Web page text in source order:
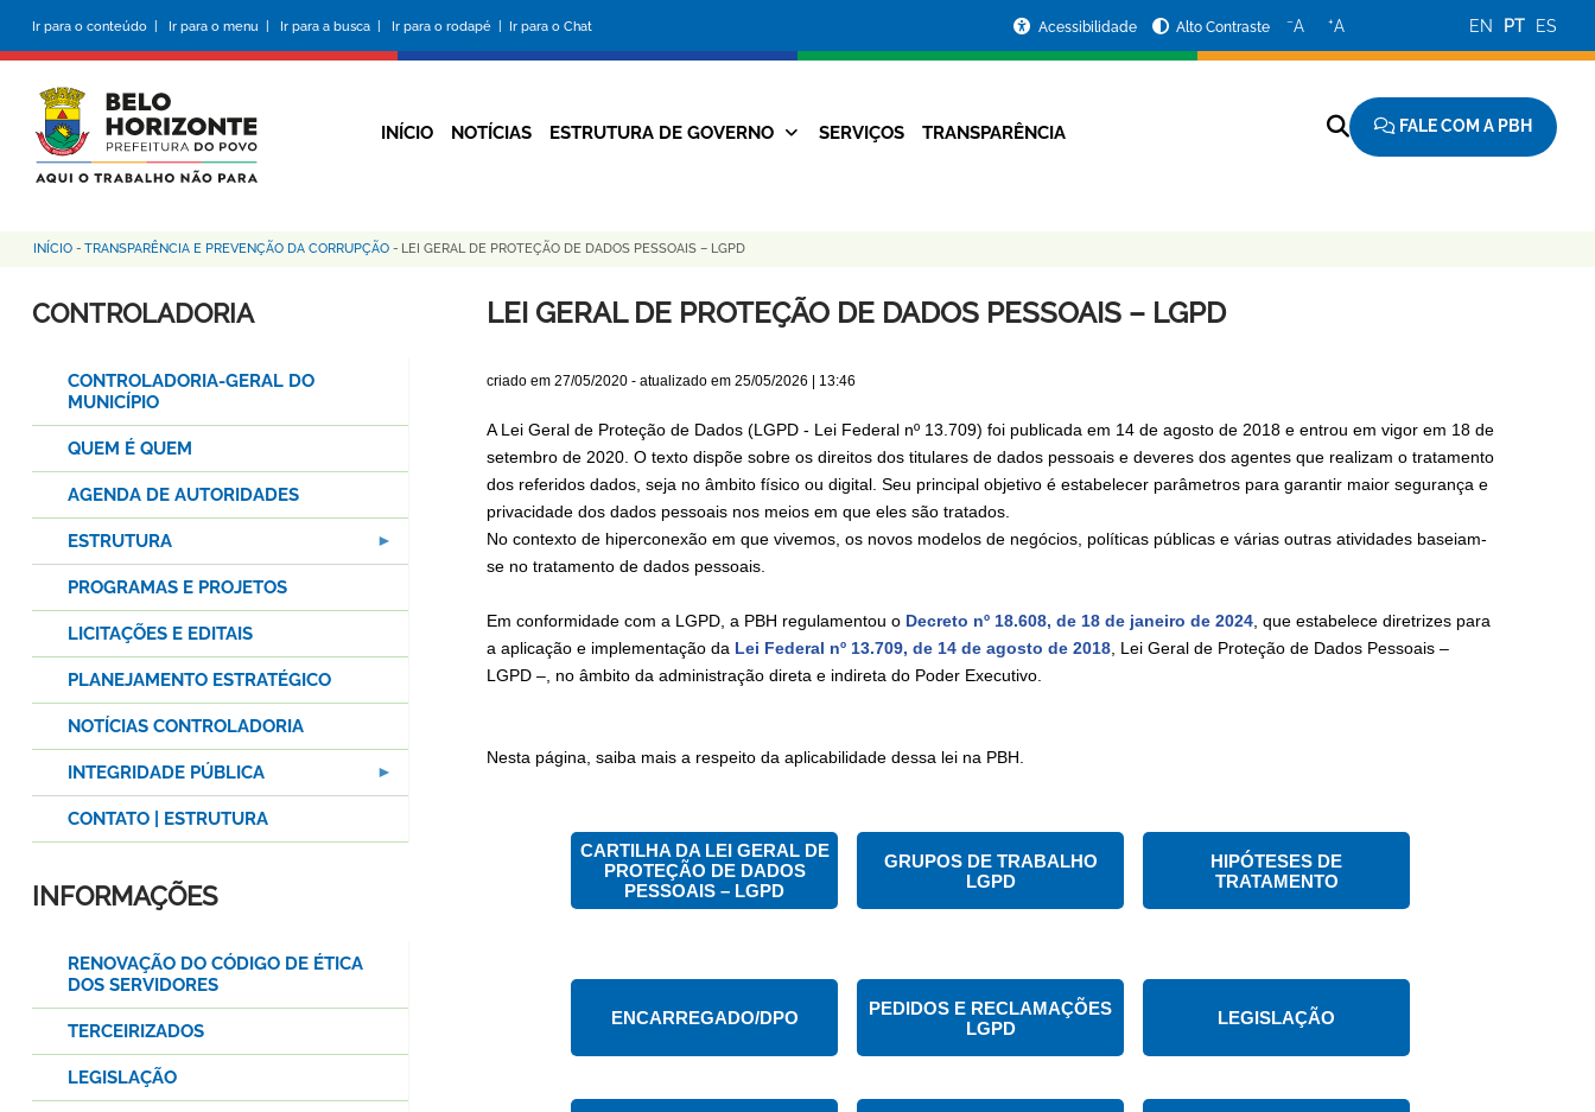
conteúdo
principal
Ir para o conteúdo | Ir para o menu | Ir para a busca | Ir para o rodapé | Ir para o Chat
da
Prefeitura
Acessibilidade Alto Contraste −A +A EN PT ES
Navegação
INÍCIO NOTÍCIAS ESTRUTURA DE GOVERNO SERVIÇOS TRANSPARÊNCIA FALE COM A PBH
Trilha
de
INÍCIO - TRANSPARÊNCIA E PREVENÇÃO DA CORRUPÇÃO - LEI GERAL DE PROTEÇÃO DE DADOS PESSOAIS – LGPD
LEI GERAL DE PROTEÇÃO DE DADOS PESSOAIS – LGPD
criado em 27/05/2020- atualizado em 25/05/2026 | 13:46
A Lei Geral de Proteção de Dados (LGPD - Lei Federal nº 13.709) foi publicada em 14 de agosto de 2018 e entrou em vigor em 18 de
setembro de 2020. O texto dispõe sobre os direitos dos titulares de dados pessoais e deveres dos agentes que realizam o tratamento
dos referidos dados, seja no âmbito físico ou digital. Seu principal objetivo é estabelecer parâmetros para garantir maior segurança e
privacidade dos dados pessoais nos meios em que eles são tratados.
No contexto de hiperconexão em que vivemos, os novos modelos de negócios, políticas públicas e várias outras atividades baseiam-
se no tratamento de dados pessoais.
Em conformidade com a LGPD, a PBH regulamentou o Decreto nº 18.608, de 18 de janeiro de 2024, que estabelece diretrizes para
a aplicação e implementação da Lei Federal nº 13.709, de 14 de agosto de 2018, Lei Geral de Proteção de Dados Pessoais –
LGPD –, no âmbito da administração direta e indireta do Poder Executivo.
Nesta página, saiba mais a respeito da aplicabilidade dessa lei na PBH.
CARTILHA DA LEI GERAL DE
PROTEÇÃO DE DADOS
PESSOAIS – LGPD
GRUPOS DE TRABALHO
LGPD
HIPÓTESES DE
TRATAMENTO
ENCARREGADO/DPO
PEDIDOS E RECLAMAÇÕES
LGPD
LEGISLAÇÃO
CONTROLADORIA
CONTROLADORIA-GERAL DO
MUNICÍPIO
QUEM É QUEM
AGENDA DE AUTORIDADES
ESTRUTURA
PROGRAMAS E PROJETOS
LICITAÇÕES E EDITAIS
PLANEJAMENTO ESTRATÉGICO
NOTÍCIAS CONTROLADORIA
INTEGRIDADE PÚBLICA
CONTATO | ESTRUTURA
INFORMAÇÕES
RENOVAÇÃO DO CÓDIGO DE ÉTICA
DOS SERVIDORES
TERCEIRIZADOS
LEGISLAÇÃO